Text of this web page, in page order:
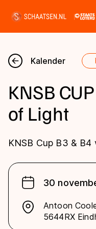
Nieuws
Kalender
Langebaan
Shorttrack
Inlineskaten
Uitslagen
Langebaan
Shorttrack
Marathon
Tijden &
Ranglijsten Langebaan
Kalender
30
Antoon
5644RX
KNSB
of Light
KNSB Cup B3 &